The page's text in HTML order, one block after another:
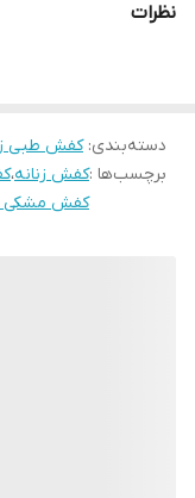
نظرات
دسته‌بندی:کفش طبی
برچسب‌ها :کفش زنانه،
کفش مشکی